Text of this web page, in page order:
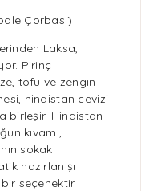
Çorbası)
Laksa,
Pirinç
tofu ve zengin
hindistan cevizi
birleşir. Hindistan
kıvamı,
sokak
hazırlanışı
seçenektir.